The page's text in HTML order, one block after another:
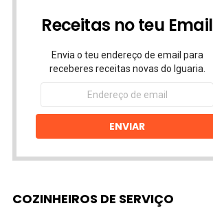
Receitas no teu Email
Envia o teu endereço de email para
receberes receitas novas do Iguaria.
Endereço
email
ENVIAR
COZINHEIROS DE SERVIÇO